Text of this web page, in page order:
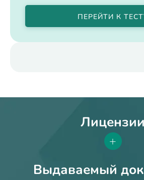
ПЕРЕЙТИ К
Лицензии
+
Выдаваемый